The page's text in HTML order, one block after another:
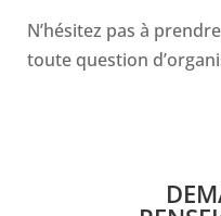
N’hésitez pas à
toute question